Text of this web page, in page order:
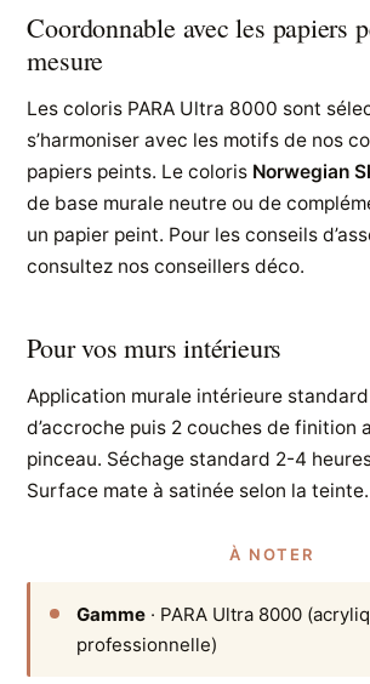
Coordonnable avec les papiers
mesure
Les coloris PARA Ultra 8000 sont
s’harmoniser avec les motifs de nos
papiers peints. Le coloris Norwegian
de base murale neutre ou de
un papier peint. Pour les conseils
consultez nos conseillers déco.
Pour vos murs intérieurs
Application murale intérieure
d’accroche puis 2 couches de finition
pinceau. Séchage standard 2-4
Surface mate à satinée selon la teinte.
À NOTER
Gamme · PARA Ultra 8000
professionnelle)